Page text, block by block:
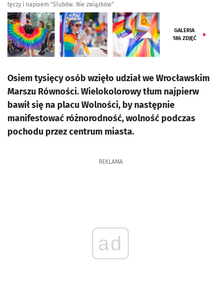
tęczy i napisem "Ślubów. Nie związków"
GALERIA
186 ZDJĘĆ
Osiem tysięcy osób wzięło udział we Wrocławskim
Marszu Równości. Wielokolorowy tłum najpierw
bawił się na placu Wolności, by następnie
manifestować różnorodność, wolność podczas
pochodu przez centrum miasta.
REKLAMA
ad